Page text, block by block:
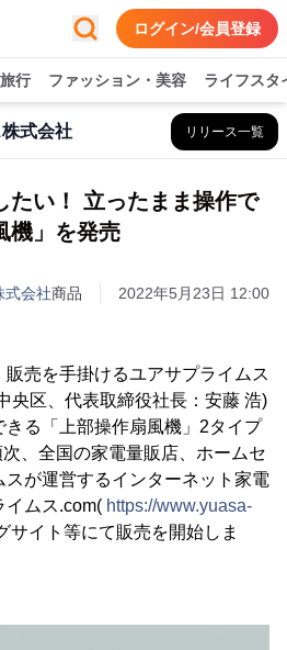
ログイン/会員登録
旅行 ファッション・美容 ライフスタ
式会社 リリース一覧
たい！ 立ったまま操作で
機」を発売
式会社商品 2022年5月23日 12:00
売を手掛けるユアサプライムス
央区、代表取締役社長：安藤 浩)
る「上部操作扇風機」2タイプ
、全国の家電量販店、ホームセ
が運営するインターネット家電
イムス.com( https://www.yuasa-
サイト等にて販売を開始しま